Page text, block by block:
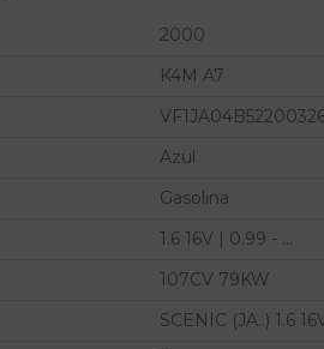
2000
K4M A7
Azul
Gasolina
1.6 16V | 0.99 - ...
107CV 79KW
SCENIC (JA..) 1.6